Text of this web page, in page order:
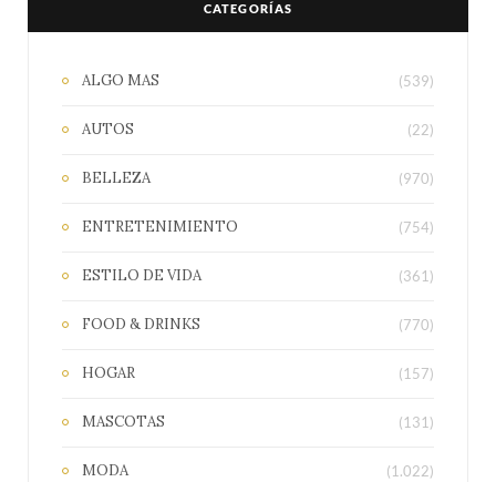
CATEGORÍAS
ALGO MAS (539)
AUTOS (22)
BELLEZA (970)
ENTRETENIMIENTO (754)
ESTILO DE VIDA (361)
FOOD & DRINKS (770)
HOGAR (157)
MASCOTAS (131)
MODA (1.022)